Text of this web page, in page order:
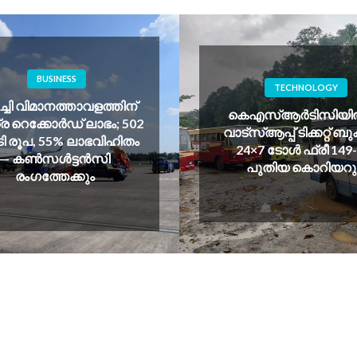
502
TECHNOLOGY
കെഎസ്ആർടിസിയിൽ AI
വാട്സ്ആപ്പ് ടിക്കറ്റ് ബുക്കിങ്;
24×7 ടോൾ ഫ്രീ 149-ഉം
പുതിയ കൊറിയറും